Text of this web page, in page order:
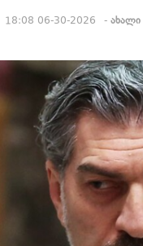
18:08 06-30-2026 - ახალი